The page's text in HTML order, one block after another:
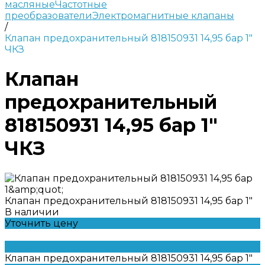
масляныеЧастотные
преобразователиЭлектромагнитные клапаны
/
Клапан предохранительный 818150931 14,95 бар 1"
ЧКЗ
Клапан
предохранительный
818150931 14,95 бар 1"
ЧКЗ
Клапан предохранительный 818150931 14,95 бар 1"
В наличии
Уточнить цену
Клапан предохранительный 818150931 14,95 бар 1"